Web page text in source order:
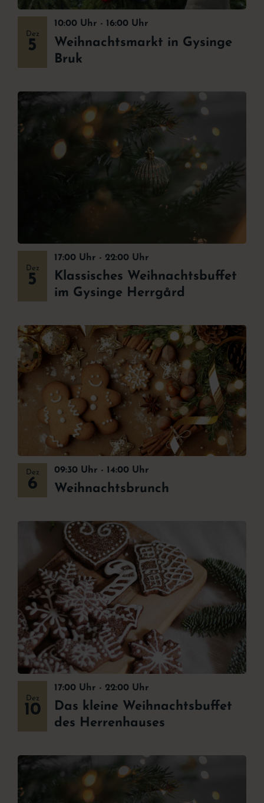
Dez
5
Weihnachtsmarkt in Gysinge
Bruk
10:00 Uhr - 16:00 Uhr
Dez
5
Klassisches Weihnachtsbuffet
im Gysinge Herrgård
17:00 Uhr - 22:00 Uhr
Dez
6 Weihnachtsbrunch
09:30 Uhr - 14:00 Uhr
Dez
10
Das kleine Weihnachtsbuffet
des Herrenhauses
17:00 Uhr - 22:00 Uhr